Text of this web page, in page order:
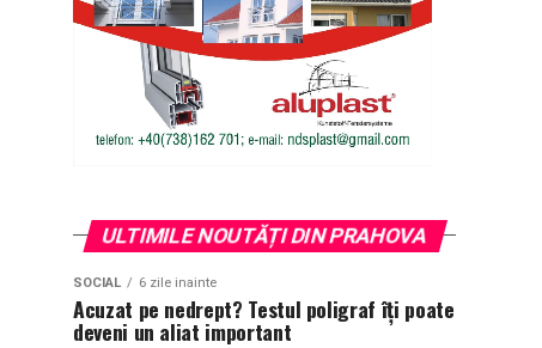
ULTIMILE NOUTĂȚI DIN PRAHOVA
SOCIAL 6 zile inainte
Acuzat pe nedrept? Testul poligraf îţi poate
deveni un aliat important